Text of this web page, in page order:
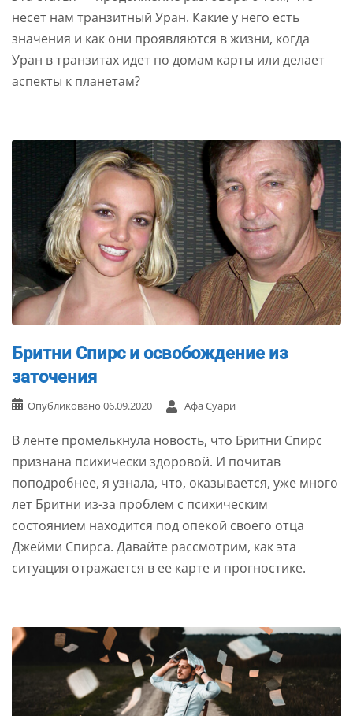
несет нам транзитный Уран. Какие у него есть
значения и как они проявляются в жизни, когда
Уран в транзитах идет по домам карты или делает
аспекты к планетам?
Бритни Спирс и освобождение из
заточения
Опубликовано 06.09.2020 Афа Суари
В ленте промелькнула новость, что Бритни Спирс
признана психически здоровой. И почитав
поподробнее, я узнала, что, оказывается, уже много
лет Бритни из-за проблем с психическим
состоянием находится под опекой своего отца
Джейми Спирса. Давайте рассмотрим, как эта
ситуация отражается в ее карте и прогностике.